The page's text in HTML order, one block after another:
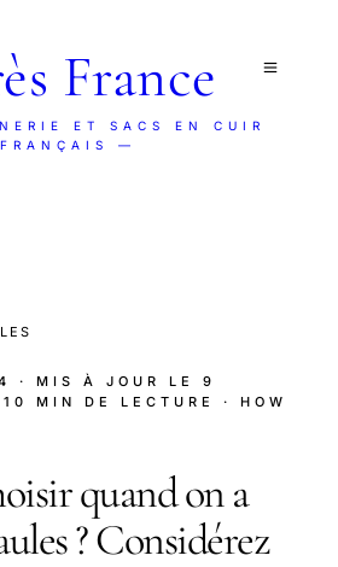
France
ET SACS EN CUIR
FRANÇAIS —
· MIS À JOUR LE 9
10 MIN DE LECTURE
· HOW
quand on a
? Considérez